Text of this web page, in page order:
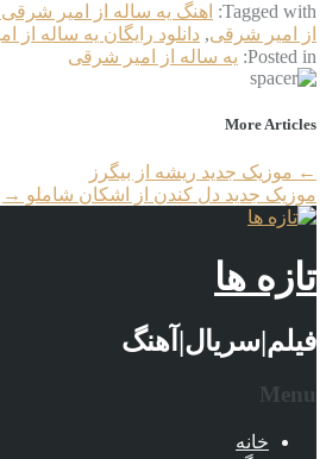
Tagged with: اهنگ یه ساله از امیر شرقی 128k
از امیر شرقی, دانلود رایگان یه ساله از
Posted in: یه ساله از امیر شرقی
More Articles
← موزیک جدید ریشه از بیگرز
موزیک جدید دل کندن از اشکان شاملو →
تازه ها
فیلم|سریال|آهنگ
Menu
خانه